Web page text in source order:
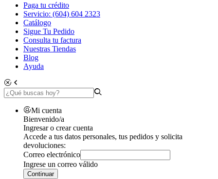
Paga tu crédito
Servicio: (604) 604 2323
Catálogo
Sigue Tu Pedido
Consulta tu factura
Nuestras Tiendas
Blog
Ayuda
Mi cuenta
Bienvenido/a
Ingresar o crear cuenta
Accede a tus datos personales, tus pedidos y solicita
devoluciones:
Correo electrónico
Ingrese un correo válido
Continuar